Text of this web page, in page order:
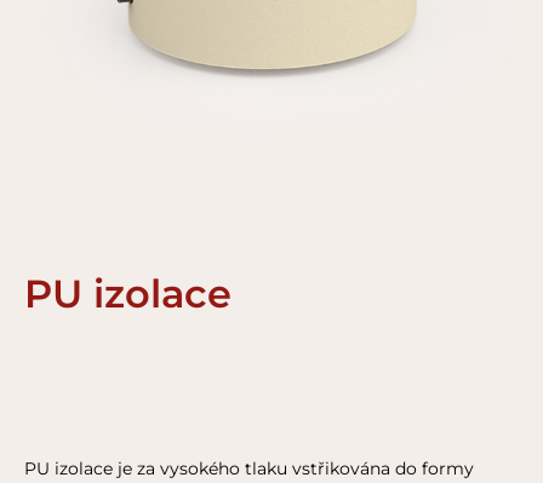
PU izolace
PU izolace je za vysokého tlaku vstřikována do formy